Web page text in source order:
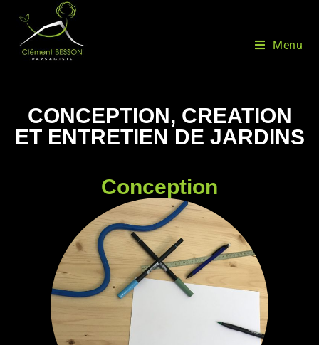
Menu
CONCEPTION, CREATION
ET ENTRETIEN DE JARDINS
Conception